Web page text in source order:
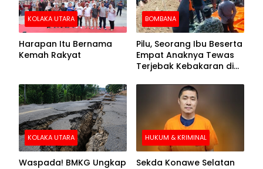
KOLAKA UTARA
Harapan Itu Bernama
Kemah Rakyat
BOMBANA
Pilu, Seorang Ibu Beserta
Empat Anaknya Tewas
Terjebak Kebakaran di
KOLAKA UTARA
Waspada! BMKG Ungkap
HUKUM & KRIMINAL
Sekda Konawe Selatan